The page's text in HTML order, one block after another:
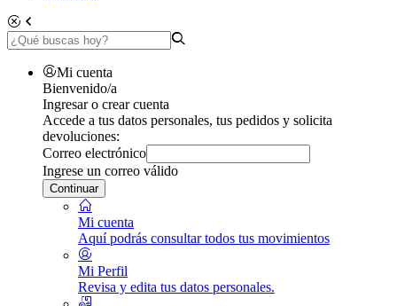
Mi cuenta
Bienvenido/a
Ingresar o crear cuenta
Accede a tus datos personales, tus pedidos y solicita
devoluciones:
Correo electrónico
Ingrese un correo válido
Continuar
Mi cuenta
Aquí podrás consultar todos tus movimientos
Mi Perfil
Revisa y edita tus datos personales.